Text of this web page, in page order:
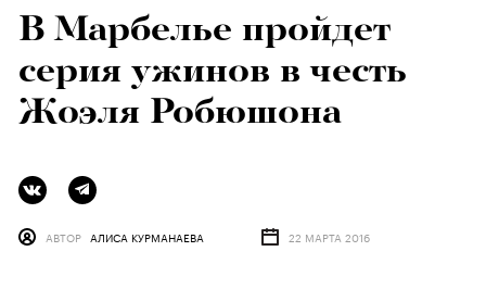
В Марбелье пройдет
серия ужинов в честь
Жоэля Робюшона
АВТОР АЛИСА КУРМАНАЕВА 22 МАРТА 2016